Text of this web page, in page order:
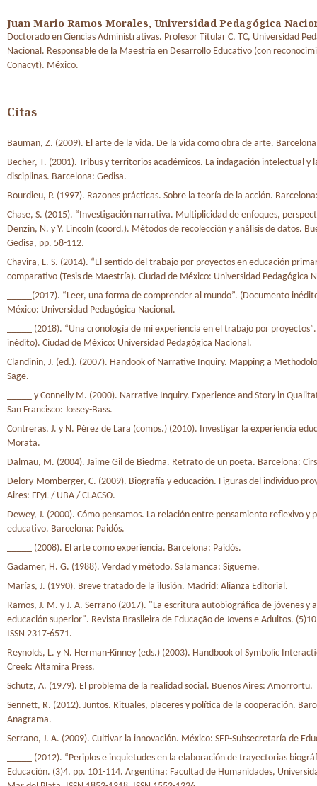
Juan Mario Ramos Morales, Universidad Pedagógica
Doctorado en Ciencias Administrativas. Profesor Titular C, TC, Universidad
Nacional. Responsable de la Maestría en Desarrollo Educativo (con
Conacyt). México.
Citas
Bauman, Z. (2009). El arte de la vida. De la vida como obra de arte.
Becher, T. (2001). Tribus y territorios académicos. La indagación intelectual y
disciplinas. Barcelona: Gedisa.
Bourdieu, P. (1997). Razones prácticas. Sobre la teoría de la acción.
Chase, S. (2015). “Investigación narrativa. Multiplicidad de enfoques,
Denzin, N. y Y. Lincoln (coord.). Métodos de recolección y análisis de datos.
Gedisa, pp. 58-112.
Chavira, L. S. (2014). “El sentido del trabajo por proyectos en educación
comparativo (Tesis de Maestría). Ciudad de México: Universidad Pedagógica
_____(2017). “Leer, una forma de comprender al mundo”. (Documento
México: Universidad Pedagógica Nacional.
_____ (2018). “Una cronología de mi experiencia en el trabajo por
inédito). Ciudad de México: Universidad Pedagógica Nacional.
Clandinin, J. (ed.). (2007). Handook of Narrative Inquiry. Mapping a
Sage.
_____ y Connelly M. (2000). Narrative Inquiry. Experience and Story in
San Francisco: Jossey-Bass.
Contreras, J. y N. Pérez de Lara (comps.) (2010). Investigar la experiencia
Morata.
Dalmau, M. (2004). Jaime Gil de Biedma. Retrato de un poeta. Barcelona:
Delory-Momberger, C. (2009). Biografía y educación. Figuras del individuo
Aires: FFyL / UBA / CLACSO.
Dewey, J. (2000). Cómo pensamos. La relación entre pensamiento reflexivo y
educativo. Barcelona: Paidós.
_____ (2008). El arte como experiencia. Barcelona: Paidós.
Gadamer, H. G. (1988). Verdad y método. Salamanca: Sígueme.
Marías, J. (1990). Breve tratado de la ilusión. Madrid: Alianza Editorial.
Ramos, J. M. y J. A. Serrano (2017). "La escritura autobiográfica de jóvenes y
educación superior". Revista Brasileira de Educação de Jovens e Adultos.
ISSN 2317-6571.
Reynolds, L. y N. Herman-Kinney (eds.) (2003). Handbook of Symbolic
Creek: Altamira Press.
Schutz, A. (1979). El problema de la realidad social. Buenos Aires: Amorrortu.
Sennett, R. (2012). Juntos. Rituales, placeres y política de la cooperación.
Anagrama.
Serrano, J. A. (2009). Cultivar la innovación. México: SEP-Subsecretaría de
_____ (2012). “Periplos e inquietudes en la elaboración de trayectorias
Educación. (3)4, pp. 101-114. Argentina: Facultad de Humanidades,